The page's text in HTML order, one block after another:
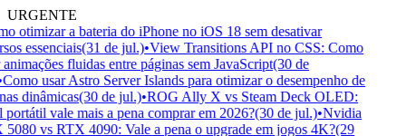
URGENTE
otimizar a bateria do iPhone no iOS 18 sem desativar
essenciais(31 de jul.)•View Transitions API no CSS: Como
fluidas entre páginas sem JavaScript(30 de
usar Astro Server Islands para otimizar o desempenho de
dinâmicas(30 de jul.)•ROG Ally X vs Steam Deck OLED:
vale mais a pena comprar em 2026?(30 de jul.)•Nvidia
vs RTX 4090: Vale a pena o upgrade em jogos 4K?(29